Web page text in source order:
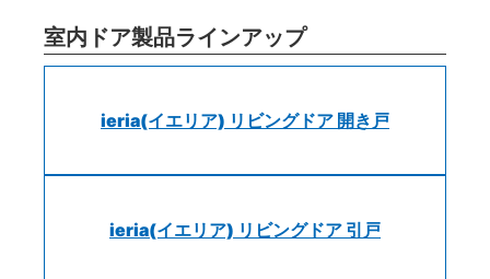
室内ドア製品ラインアップ
ieria(イエリア) リビングドア 開き戸
ieria(イエリア) リビングドア 引戸